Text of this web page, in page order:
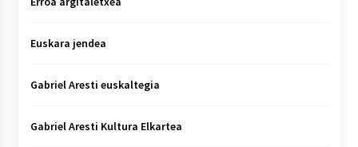
Euskara jendea
Gabriel Aresti euskaltegia
Gabriel Aresti Kultura Elkartea